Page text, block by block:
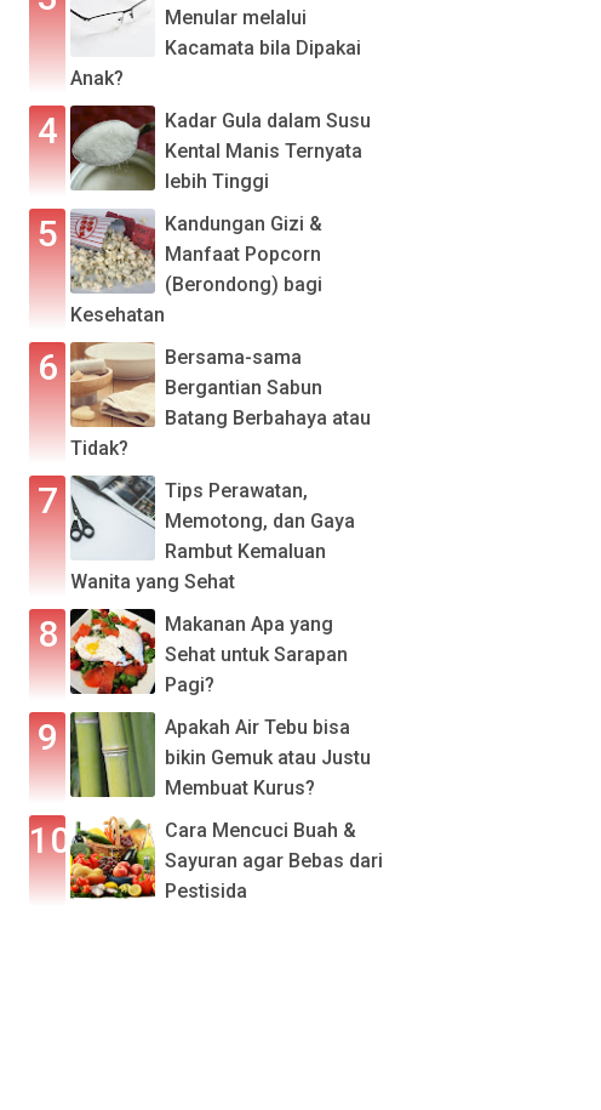
Menular melalui
Kacamata bila Dipakai
Anak?
Kadar Gula dalam Susu
Kental Manis Ternyata
lebih Tinggi
Kandungan Gizi &
Manfaat Popcorn
(Berondong) bagi
Kesehatan
Bersama-sama
Bergantian Sabun
Batang Berbahaya atau
Tidak?
Tips Perawatan,
Memotong, dan Gaya
Rambut Kemaluan
Wanita yang Sehat
Makanan Apa yang
Sehat untuk Sarapan
Pagi?
Apakah Air Tebu bisa
bikin Gemuk atau Justu
Membuat Kurus?
Cara Mencuci Buah &
Sayuran agar Bebas dari
Pestisida